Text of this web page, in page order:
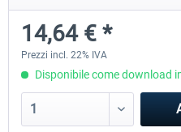
14,64 € *
Prezzi incl. 22% IVA
Disponibile come download